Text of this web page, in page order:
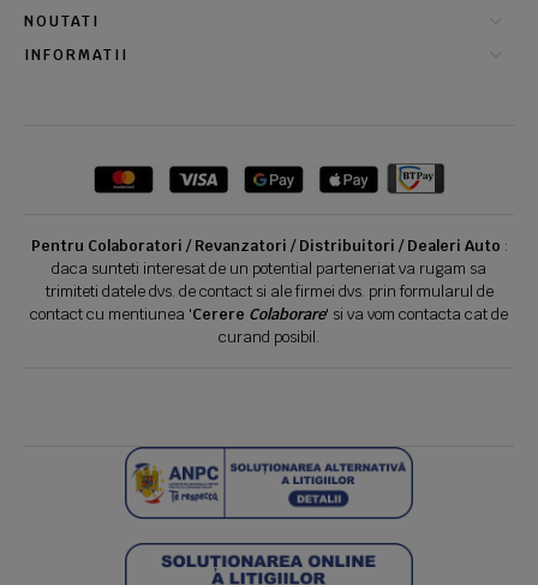
NOUTATI
INFORMATII
Pentru Colaboratori / Revanzatori / Distribuitori / Dealeri Auto :
daca sunteti interesat de un potential parteneriat va rugam sa
trimiteti datele dvs. de contact si ale firmei dvs. prin formularul de
contact cu mentiunea 'Cerere Colaborare' si va vom contacta cat de
curand posibil.